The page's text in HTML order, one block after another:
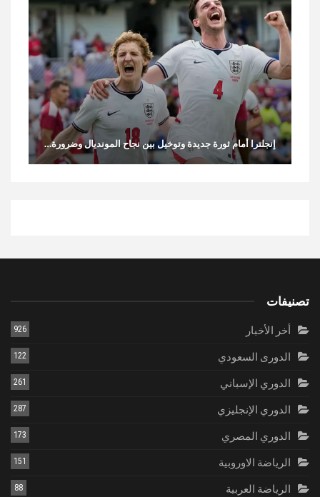
إنجلترا أمام ثورة جديدة وتوخيل بين نجاح المونديال وضرورة…
تصنيفات
أخر الأخبار 926
الدورى السعودي 122
الدوري الإسباني 261
الدوري الإنجليزي 287
الدوري المصري 173
الرياضة الاوروبية 151
الرياضة العربية 88